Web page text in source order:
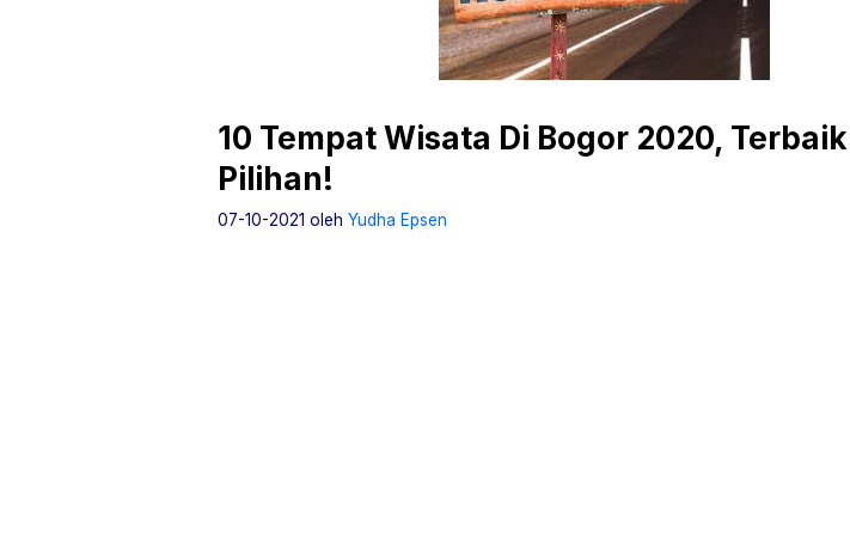
10 Tempat Wisata Di Bogor 2020,
Pilihan!
07-10-2021 oleh Yudha Epsen